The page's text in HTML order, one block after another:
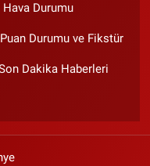
Hava Durumu
Puan Durumu ve Fikstür
Dakika Haberleri